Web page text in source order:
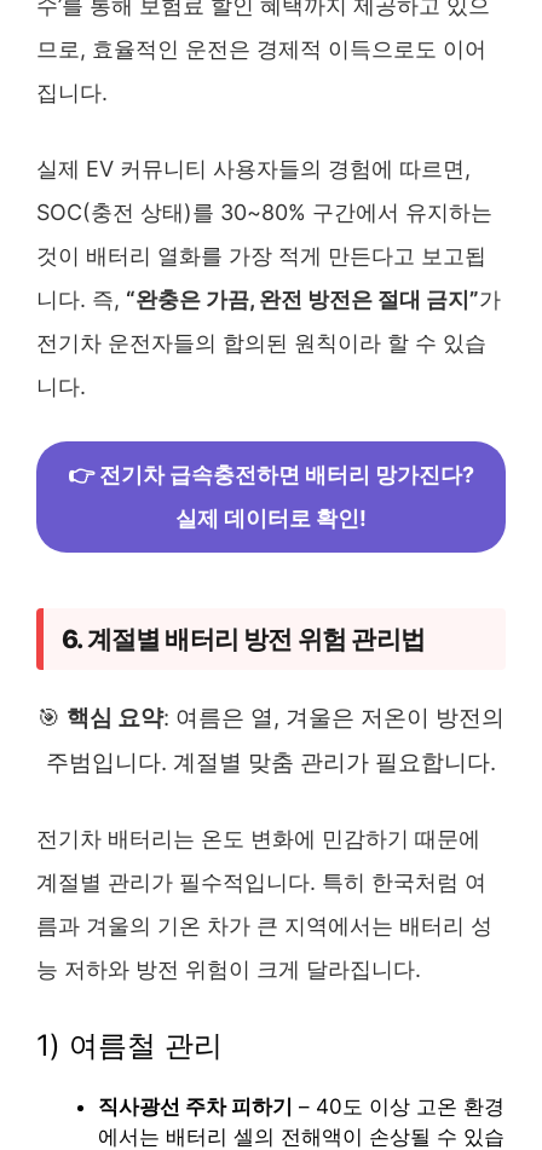
수’를 통해 보험료 할인 혜택까지 제공하고 있으
므로, 효율적인 운전은 경제적 이득으로도 이어
집니다.
실제 EV 커뮤니티 사용자들의 경험에 따르면,
SOC(충전 상태)를 30~80% 구간에서 유지하는
것이 배터리 열화를 가장 적게 만든다고 보고됩
니다. 즉, “완충은 가끔, 완전 방전은 절대 금지”가
전기차 운전자들의 합의된 원칙이라 할 수 있습
니다.
👉 전기차 급속충전하면 배터리 망가진다?
실제 데이터로 확인!
6. 계절별 배터리 방전 위험 관리법
🎯 핵심 요약: 여름은 열, 겨울은 저온이 방전의
주범입니다. 계절별 맞춤 관리가 필요합니다.
전기차 배터리는 온도 변화에 민감하기 때문에
계절별 관리가 필수적입니다. 특히 한국처럼 여
름과 겨울의 기온 차가 큰 지역에서는 배터리 성
능 저하와 방전 위험이 크게 달라집니다.
1) 여름철 관리
직사광선 주차 피하기 – 40도 이상 고온 환경
에서는 배터리 셀의 전해액이 손상될 수 있습